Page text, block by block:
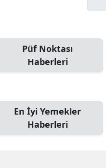
Kastamonu
Kayseri
Kırşehir
Kocaeli
Püf Noktası
Haberleri
En İyi Yemekler
Haberleri